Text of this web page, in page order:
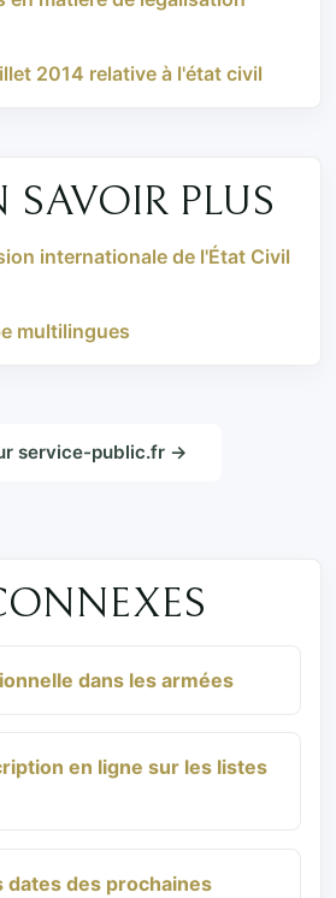
2014 relative à l'état civil
SAVOIR PLUS
internationale de l'État Civil
multilingues
service-public.fr →
dans les armées
en ligne sur les listes
dates des prochaines